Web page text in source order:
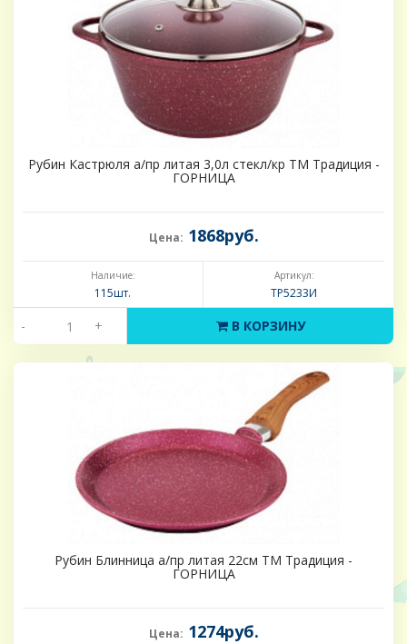
Рубин Кастрюля а/пр литая 3,0л стекл/кр ТМ Традиция -
ГОРНИЦА
Цена: 1868руб.
Наличие:
115шт.
Артикул:
ТР5233И
- + В КОРЗИНУ
Рубин Блинница а/пр литая 22см ТМ Традиция -
ГОРНИЦА
Цена: 1274руб.